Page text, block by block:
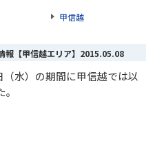
甲信越
【甲信越エリア】 2015.05.08
水）の期間に甲信越では以